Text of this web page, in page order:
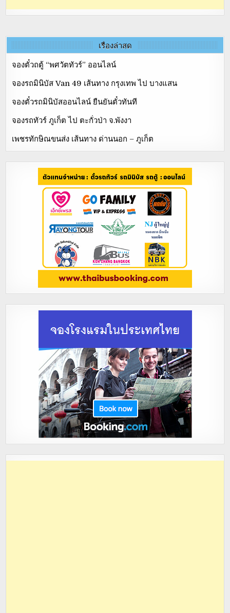
เรื่องล่าสุด
จองตั๋วถตู้ “พศวัตทัวร์” ออนไลน์
จองรถมินิบัส Van 49 เส้นทาง กรุงเทพ ไป บางแสน
จองตั๋วรถมินิบัสออนไลน์ ยืนยันตั๋วทันที
จองรถทัวร์ ภูเก็ต ไป ตะกั่วป่า จ.พังงา
เพชรทักษิณขนส่ง เส้นทาง ด่านนอก – ภูเก็ต